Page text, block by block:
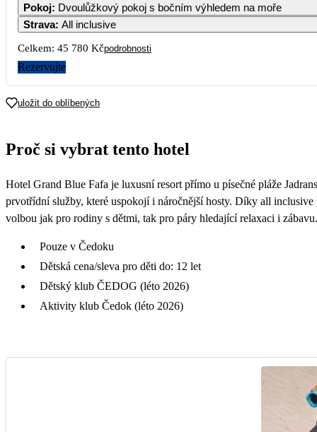
20
Pokoj: Dvoulůžkový pokoj s bočním výhledem na moře
Strava: All inclusive
Celkem: 45 780 Kčpodrobnosti
Rezervujte
uložit do oblíbených
Proč si vybrat tento hotel
Hotel Grand Blue Fafa je luxusní resort přímo u písečné pláže
prvotřídní služby, které uspokojí i náročnější hosty. Díky all
volbou jak pro rodiny s dětmi, tak pro páry hledající relaxaci i zábavu.
Pouze v Čedoku
Dětská cena/sleva pro děti do: 12 let
Dětský klub ČEDOG (léto 2026)
Aktivity klub Čedok (léto 2026)